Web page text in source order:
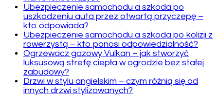
Ubezpieczenie samochodu a szkoda po
uszkodzeniu auta przez otwartą przyczepę –
kto odpowiada?
Ubezpieczenie samochodu a szkoda po kolizji z
rowerzystą – kto ponosi odpowiedzialność?
Ogrzewacz gazowy Vulkan – jak stworzyć
luksusową strefę ciepła w ogrodzie bez stałej
zabudowy?
Drzwi w stylu angielskim – czym różnią się od
innych drzwi stylizowanych?